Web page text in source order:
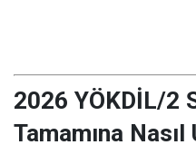
2026 YÖKDİL/2
Tamamına Nasıl